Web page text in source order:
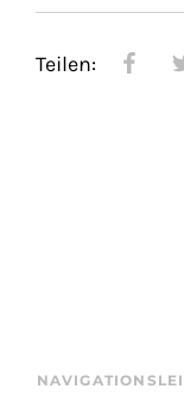
Teilen: